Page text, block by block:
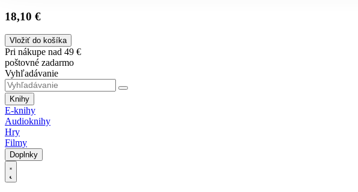
18,10 €
Vložiť do košíka
Pri nákupe nad 49 €
poštovné zadarmo
Vyhľadávanie
Knihy
E-knihy
Audioknihy
Hry
Filmy
Doplnky